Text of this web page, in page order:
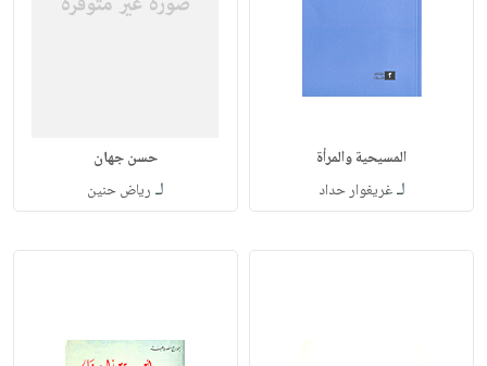
المسيحية والمرأة
لـغريغوار حداد
حسن جهان
لـ رياض حنين